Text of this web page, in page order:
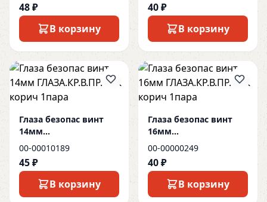
48 ₽
В корзину
40 ₽
В корзину
Глаза безопас винт
14мм
ГЛАЗА.КР.В.ПР.14.К
корич 1пара
00-00010189
45 ₽
В корзину
Глаза безопас винт
16мм
ГЛАЗА.КР.В.ПР.16.К
корич 1пара
00-00000249
40 ₽
В корзину